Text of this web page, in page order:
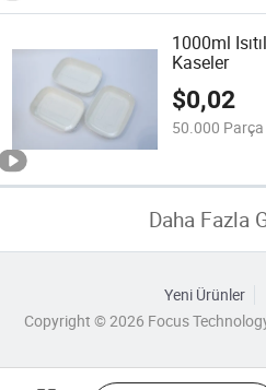
1000ml
Kaseler
$0,02
50.000 Parça
Daha Fazla
Yeni Ürünler
Copyright © 2026 Focus